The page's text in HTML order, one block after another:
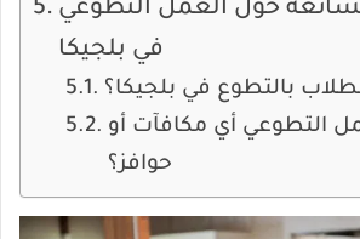
حول العمل التطوعي
في بلجيكا
بالتطوع في بلجيكا؟
التطوعي أي مكافآت أو
حوافز؟